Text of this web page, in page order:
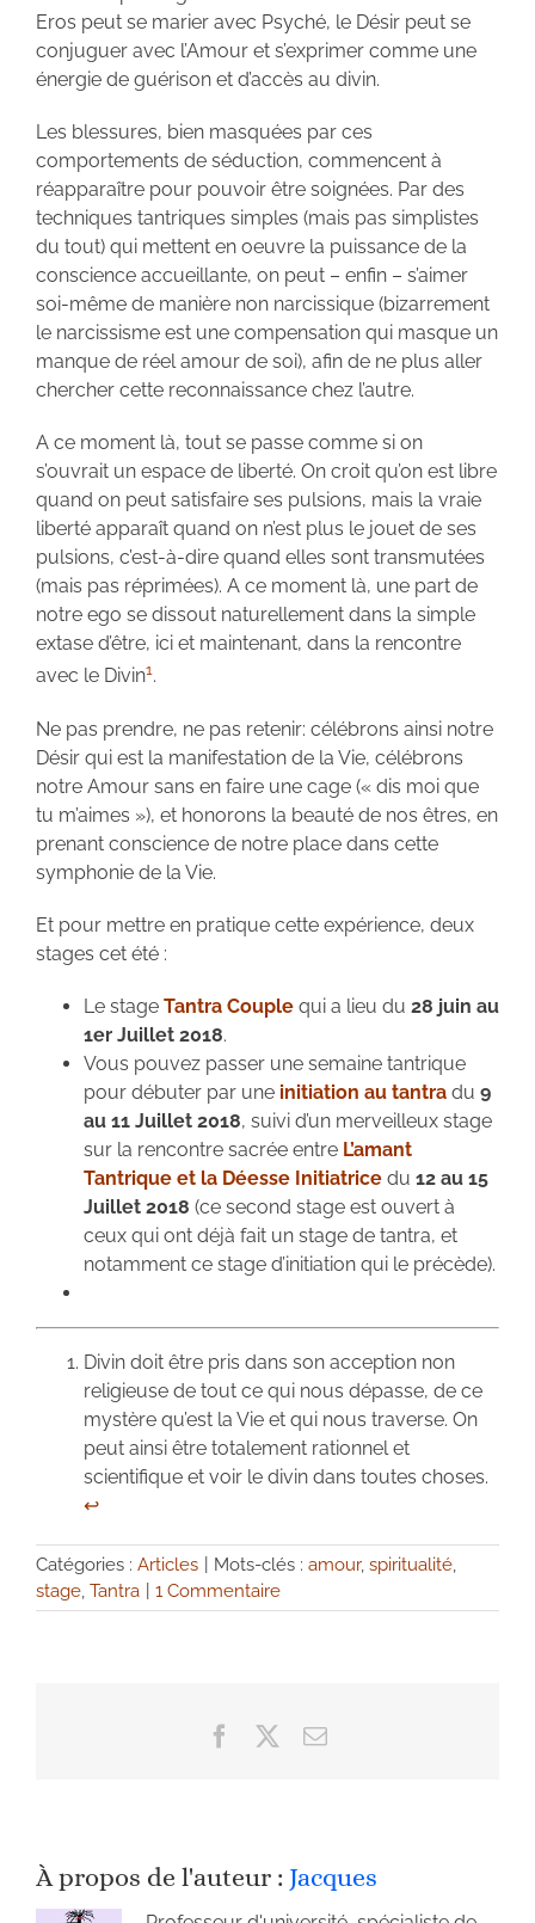
Eros peut se marier avec Psyché, le Désir peut se
conjuguer avec l’Amour et s’exprimer comme une
énergie de guérison et d’accès au divin.
Les blessures, bien masquées par ces
comportements de séduction, commencent à
réapparaître pour pouvoir être soignées. Par des
techniques tantriques simples (mais pas simplistes
du tout) qui mettent en oeuvre la puissance de la
conscience accueillante, on peut – enfin – s’aimer
soi-même de manière non narcissique (bizarrement
le narcissisme est une compensation qui masque un
manque de réel amour de soi), afin de ne plus aller
chercher cette reconnaissance chez l’autre.
A ce moment là, tout se passe comme si on
s’ouvrait un espace de liberté. On croit qu’on est libre
quand on peut satisfaire ses pulsions, mais la vraie
liberté apparaît quand on n’est plus le jouet de ses
pulsions, c’est-à-dire quand elles sont transmutées
(mais pas réprimées). A ce moment là, une part de
notre ego se dissout naturellement dans la simple
extase d’être, ici et maintenant, dans la rencontre
avec le Divin1.
Ne pas prendre, ne pas retenir: célébrons ainsi notre
Désir qui est la manifestation de la Vie, célébrons
notre Amour sans en faire une cage (« dis moi que
tu m’aimes »), et honorons la beauté de nos êtres, en
prenant conscience de notre place dans cette
symphonie de la Vie.
Et pour mettre en pratique cette expérience, deux
stages cet été :
Le stage Tantra Couple qui a lieu du 28 juin au
1er Juillet 2018.
Vous pouvez passer une semaine tantrique
pour débuter par une initiation au tantra du 9
au 11 Juillet 2018, suivi d’un merveilleux stage
sur la rencontre sacrée entre L’amant
Tantrique et la Déesse Initiatrice du 12 au 15
Juillet 2018 (ce second stage est ouvert à
ceux qui ont déjà fait un stage de tantra, et
notamment ce stage d’initiation qui le précède).
Divin doit être pris dans son acception non
religieuse de tout ce qui nous dépasse, de ce
mystère qu’est la Vie et qui nous traverse. On
peut ainsi être totalement rationnel et
scientifique et voir le divin dans toutes choses.
↩
Catégories : Articles Mots-clés : amour, spiritualité,
stage, Tantra 1 Commentaire
FacebookEmail
À propos de l'auteur : Jacques